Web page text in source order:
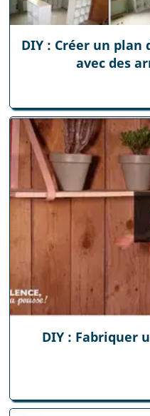
DIY : Créer un
avec des
DIY : Fabriquer